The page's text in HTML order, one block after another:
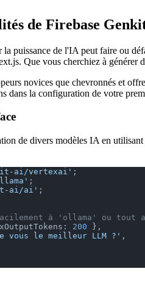
de Firebase
puissance de l'IA peut faire ou
Que vous cherchiez à générer
novices que chevronnés et
dans la configuration de votre
de divers modèles IA en
ai/vertexai' ;
;
ai/ai' ;
à 'ollama' ou tout
200 },
le meilleur LLM ?' ,